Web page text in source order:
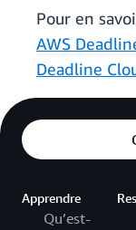
Pour en
AWS
Deadline
Apprendre
Qu’est-